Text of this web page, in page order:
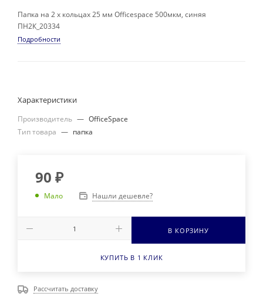
Папка на 2 х кольцах 25 мм Officespace 500мкм, синяя
ПН2К_20334
Подробности
Характеристики
Производитель — OfficeSpace
Тип товара — папка
90 ₽
Мало Нашли дешевле?
В КОРЗИНУ
КУПИТЬ В 1 КЛИК
Рассчитать доставку